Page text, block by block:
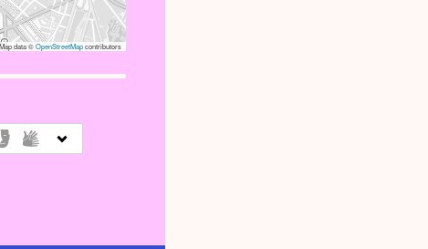
Map data ©OpenStreetMapcontributors